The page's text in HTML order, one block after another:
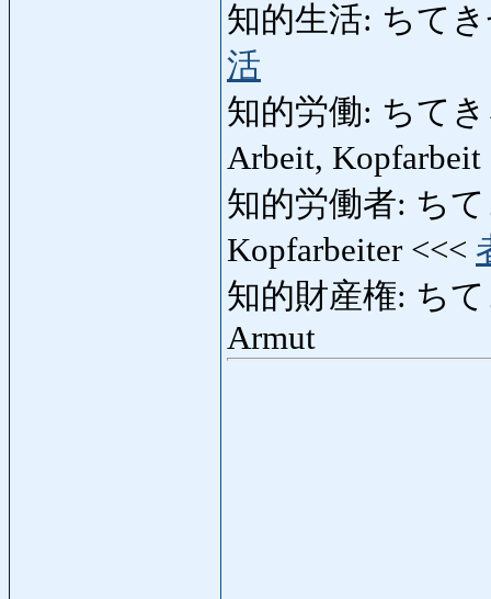
知的生活: ちて
活
知的労働: ちてき
Arbeit,
知的労働者: ち
Kopfarbeiter <<<
知的財産権: ちて
Armut